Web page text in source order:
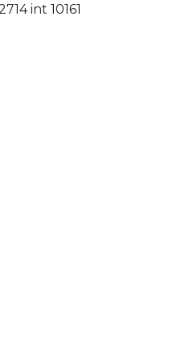
int 10161